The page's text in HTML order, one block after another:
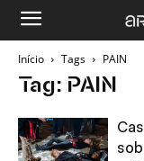
Início Tags PAIN
Tag: PAIN